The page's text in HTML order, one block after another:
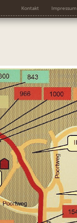
Kontakt Impressum